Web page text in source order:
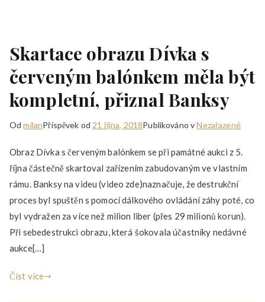
Skartace obrazu Dívka s
červeným balónkem měla být
kompletní, přiznal Banksy
OdmilanPříspěvek od 21 října, 2018Publikováno vNezařazené
Obraz Dívka s červeným balónkem se při památné aukci z 5.
října částečně skartoval zařízením zabudovaným ve vlastním
rámu. Banksy na videu (video zde)naznačuje, že destrukční
proces byl spuštěn s pomocí dálkového ovládání záhy poté, co
byl vydražen za více než milion liber (přes 29 milionů korun).
Při sebedestrukci obrazu, která šokovala účastníky nedávné
aukce[…]
Číst více